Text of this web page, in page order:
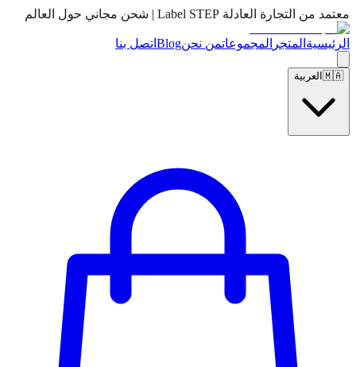
معتمد من التجارة العادلة Label STEP | شحن مجاني حول العالم
الرئيسية المتجر المجموعاتمن نحنBlog اتصل بنا
🇲🇦 العربية